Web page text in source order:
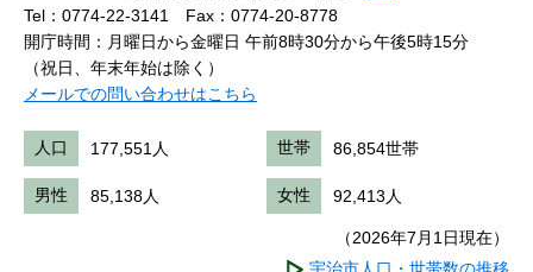
Tel：0774-22-3141
Fax：0774-20-8778
開庁時間：月曜日から金曜日 午前8時30分から午後5時15分
（祝日、年末年始は除く）
メールでの問い合わせはこちら
人口 177,551人 世帯 86,854世帯
男性 85,138人 女性 92,413人
（2026年7月1日現在）
宇治市人口・世帯数の推移